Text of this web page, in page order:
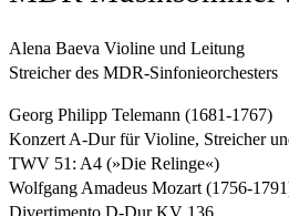
Alena Baeva Violine und Leitung
Streicher des MDR-Sinfonieorchesters
Georg Philipp Telemann (1681-1767)
Konzert A-Dur für Violine, Streicher
TWV 51: A4 (»Die Relinge«)
Wolfgang Amadeus Mozart (1756-